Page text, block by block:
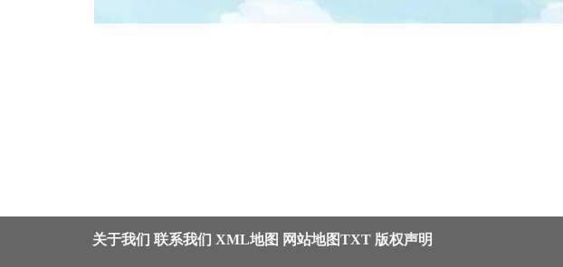
关于我们 联系我们 XML地图 网站地图TXT 版权声明